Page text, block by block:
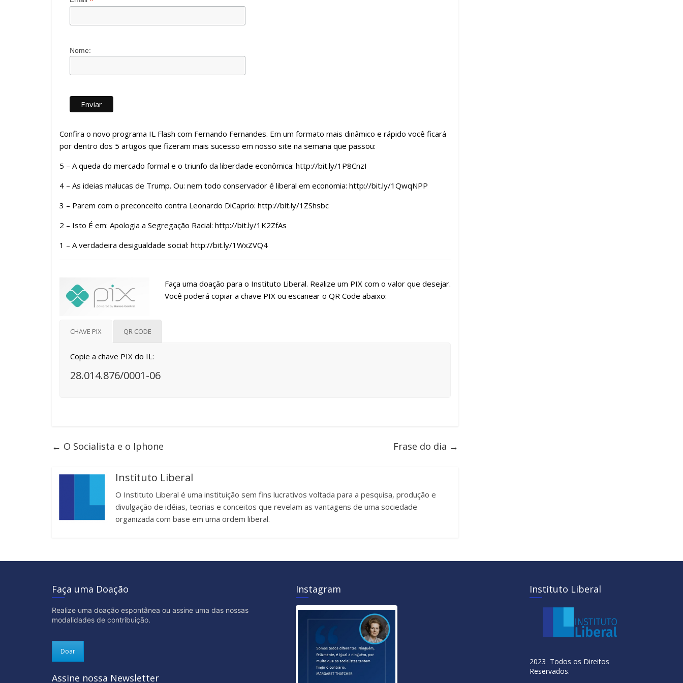
Nome:
Confira o novo programa IL Flash com Fernando Fernandes. Em um formato mais dinâmico e rápido você ficará
por dentro dos 5 artigos que fizeram mais sucesso em nosso site na semana que passou:
5 – A queda do mercado formal e o triunfo da liberdade econômica: http://bit.ly/1P8CnzI
4 – As ideias malucas de Trump. Ou: nem todo conservador é liberal em economia: http://bit.ly/1QwqNPP
3 – Parem com o preconceito contra Leonardo DiCaprio: http://bit.ly/1ZShsbc
2 – Isto É em: Apologia a Segregação Racial: http://bit.ly/1K2ZfAs
1 – A verdadeira desigualdade social: http://bit.ly/1WxZVQ4
Faça uma doação para o Instituto Liberal. Realize um PIX com o valor que desejar.
Você poderá copiar a chave PIX ou escanear o QR Code abaixo:
CHAVE PIX QR CODE
Copie a chave PIX do IL:
28.014.876/0001-06
← O Socialista e o Iphone Frase do dia →
Instituto Liberal
O Instituto Liberal é uma instituição sem fins lucrativos voltada para a pesquisa, produção e
divulgação de idéias, teorias e conceitos que revelam as vantagens de uma sociedade
organizada com base em uma ordem liberal.
Faça uma Doação
Realize uma doação espontânea ou assine uma das nossas
modalidades de contribuição.
Doar
Assine nossa Newsletter
Instagram Instituto Liberal
2023 Todos os Direitos
Reservados.